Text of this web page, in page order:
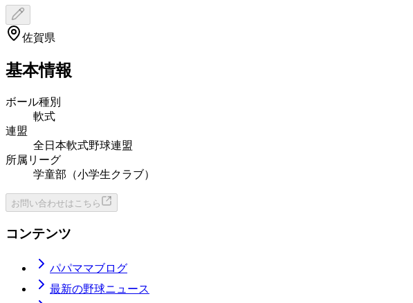
佐賀県
基本情報
ボール種別
軟式
連盟
全日本軟式野球連盟
所属リーグ
学童部（小学生クラブ）
お問い合わせはこちら
コンテンツ
パパママブログ
最新の野球ニュース